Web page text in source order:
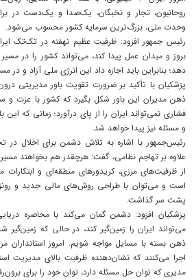
روحانیون، تجار و نخبگان، یک‌صدا و یک‌دست در
وحدت ملی، بزرگ‌ترین سرمایه کشور محسوب می‌شود.
رئیس جمهور افزود: ظرفیت عظیم نهفته در تک‌تک
بروز و میدان عمل پیدا کند، می‌تواند کشور را در
دهد؛ بنابراین باید اجازه داد این انرژی ملی آزاد و در
پزشکیان با تأکید بر ضرورت تقویت باور مدیریتی
ذهن مدیران این باور شکل بگیرد که کشور با عزت و
فشاری نمی‌تواند ایران را از پای درآورد؛ زمانی که
و مسئله نیز پیدا خواهد شد.
رئیس‌جمهور با اشاره به تلاش دشمن برای اخلال در
علاوه بر تهاجم نظامی، گفت: هرچقدر هم بخواهند مسیر
از ظرفیت‌های مرزی، کریدورهای منطقه‌ای و ابتکارات
است و می‌توان با طراحی روش‌های مالی جدید و
پشت سر گذاشت.
پزشکیان افزود: دشمن گمان می‌کند با محاصره
می‌تواند ایران را زمین‌گیر کند، در حالی که
ذهن بسته با مسایل مواجه شویم. امروز استانداران
اجرا می‌کنند که نشان‌دهنده ظرفیت بالای مدیریت
مدیری که توان حل مسئله دارد، توان خود را برای